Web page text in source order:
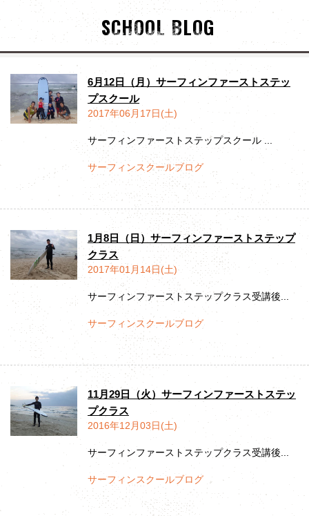
SCHOOL BLOG
6月12日（月）サーフィンファーストステッ
プスクール
2017年06月17日(土)
サーフィンファーストステップスクール ...
サーフィンスクールブログ
1月8日（日）サーフィンファーストステップ
クラス
2017年01月14日(土)
サーフィンファーストステップクラス受講後...
サーフィンスクールブログ
11月29日（火）サーフィンファーストステッ
プクラス
2016年12月03日(土)
サーフィンファーストステップクラス受講後...
サーフィンスクールブログ